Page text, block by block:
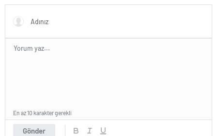
Gönder
En az 10 karakter gerekli